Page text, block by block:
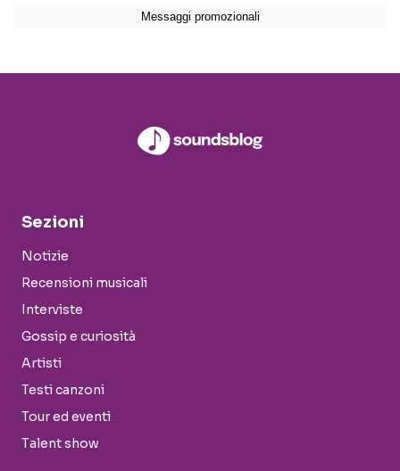
Sezioni
Notizie
Recensioni musicali
Interviste
Gossip e curiosità
Artisti
Testi canzoni
Tour ed eventi
Talent show